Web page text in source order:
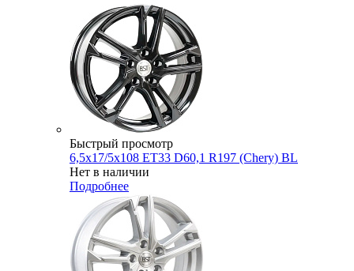
Быстрый просмотр
6,5x17/5x108 ET33 D60,1 R197 (Chery) BL
Нет в наличии
Подробнее